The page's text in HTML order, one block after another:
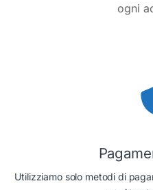
ogni
Utilizziamo solo metodi di